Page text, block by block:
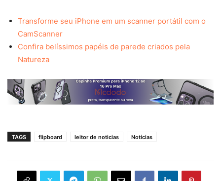
Transforme seu iPhone em um scanner portátil com o
CamScanner
Confira belíssimos papéis de parede criados pela
Natureza
TAGS flipboard leitor de noticias Notícias